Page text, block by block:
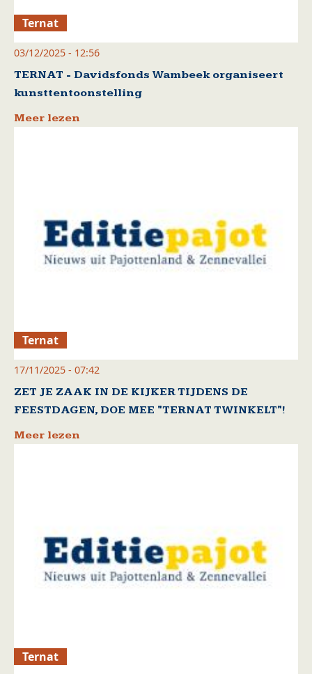
Ternat
03/12/2025 - 12:56
TERNAT - Davidsfonds Wambeek organiseert
kunsttentoonstelling
Meer lezen
Ternat
17/11/2025 - 07:42
ZET JE ZAAK IN DE KIJKER TIJDENS DE
FEESTDAGEN, DOE MEE "TERNAT TWINKELT"!
Meer lezen
Ternat